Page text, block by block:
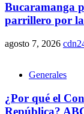
Bucaramanga
parrillero por la
agosto 7, 2026
Generales
¿Por qué el
República?